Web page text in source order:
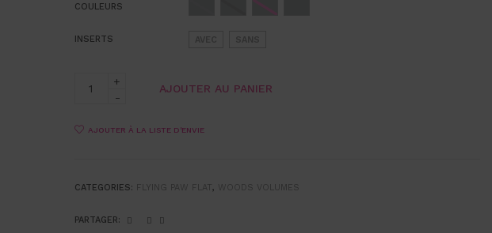
COULEURS
INSERTS
AJOUTER AU PANIER
AJOUTER À LA LISTE D'ENVIE
CATEGORIES: FLYING PAW FLAT , WOODS VOLUMES
PARTAGER: